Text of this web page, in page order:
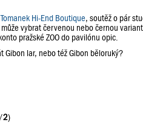
Tomanek Hi-End Boutique, soutěž o pár
vybrat červenou nebo černou
pražské ZOO do pavilónu opic.
Gibon lar, nebo též Gibon běloruký?
/2)